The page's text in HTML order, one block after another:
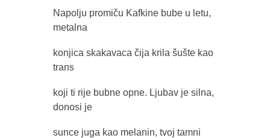
Napolju promiču Kafkine bube u letu,
metalna
konjica skakavaca čija krila šušte kao
trans
koji ti rije bubne opne. Ljubav je silna,
donosi je
sunce juga kao melanin, tvoj tamni